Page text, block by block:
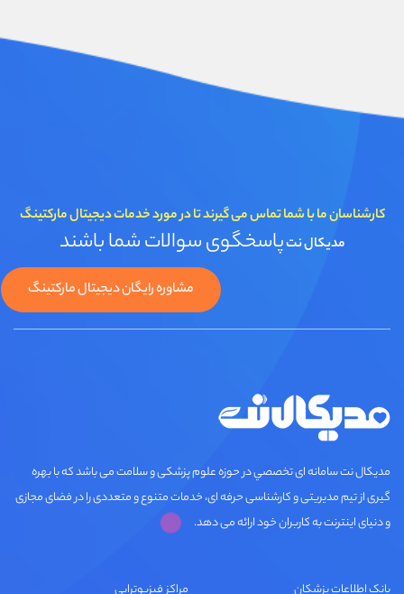
کارشناسان ما با شما تماس می گیرند تا در مورد خدمات دیجیتال مارکتینگ
مدیکال نتپاسخگوی سوالات شما باشند
مشاوره رایگان دیجیتال مارکتینگ
مديكال نت سامانه ای تخصصي در حوزه علوم پزشکی و سلامت می باشد که با بهره
گیری از تیم مدیریتی و کارشناسی حرفه ای، خدمات متنوع و متعددی را در فضای مجازی
و دنیای اینترنت به کاربران خود ارائه می دهد.
بانک اطلاعات پزشکان
مراکز فیزیوتراپی